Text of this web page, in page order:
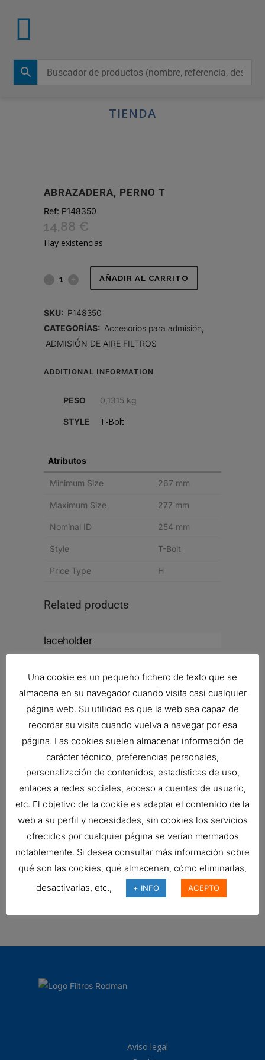
TIENDA
ABRAZADERA, PERNO T
Ref: P148350
14,88 €
Hay existencias
ABRAZADERA,
quantity
AÑADIR AL CARRITO
SKU: P148350
CATEGORÍAS: Accesorios para admisión
ADMISIÓN DE AIRE FILTROS
ADDITIONAL INFORMATION
PESO 0,1315 kg
STYLE T-Bolt
Atributos
Minimum Size 267 mm
Maximum Size 277 mm
Nominal ID 254 mm
Style T-Bolt
Price Type H
Related products
Ref:G070019
FILTRO DE AIRE, FPG RADIALSEAL
177,04€
Ref:G100280
FILTRO DE AIRE, ECG 2500
427,57€
Ref:G112501
FILTRO DE AIRE, EPG RADIALSEAL
Aviso legal
Una cookie es un pequeño fichero de texto que se
almacena en su navegador cuando visita casi cualquier
página web. Su utilidad es que la web sea capaz de
recordar su visita cuando vuelva a navegar por esa
página. Las cookies suelen almacenar información de
carácter técnico, preferencias personales,
personalización de contenidos, estadísticas de uso,
enlaces a redes sociales, acceso a cuentas de usuario,
etc. El objetivo de la cookie es adaptar el contenido de la
web a su perfil y necesidades, sin cookies los servicios
ofrecidos por cualquier página se verían mermados
notablemente. Si desea consultar más información sobre
qué son las cookies, qué almacenan, cómo eliminarlas,
desactivarlas, etc.,
+ INFO ACEPTO